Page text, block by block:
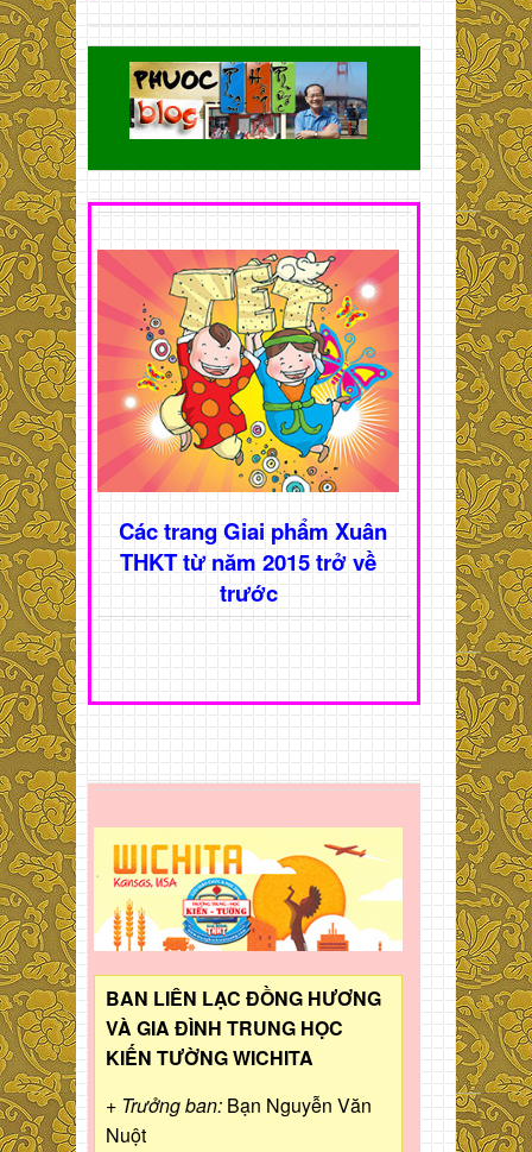
Các trang Giai phẩm Xuân
THKT từ năm 2015 trở về
trước
BAN LIÊN LẠC ĐỒNG HƯƠNG
VÀ GIA ĐÌNH TRUNG HỌC
KIẾN TƯỜNG WICHITA
+ Trưởng ban: Bạn Nguyễn Văn
Nuột